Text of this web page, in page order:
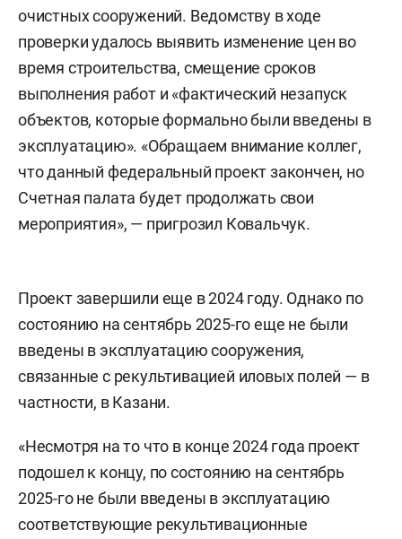
очистных сооружений. Ведомству в ходе
проверки удалось выявить изменение цен во
время строительства, смещение сроков
выполнения работ и «фактический незапуск
объектов, которые формально были введены в
эксплуатацию». «Обращаем внимание коллег,
что данный федеральный проект закончен, но
Счетная палата будет продолжать свои
мероприятия», — пригрозил Ковальчук.
Проект завершили еще в 2024 году. Однако по
состоянию на сентябрь 2025-го еще не были
введены в эксплуатацию сооружения,
связанные с рекультивацией иловых полей — в
частности, в Казани.
«Несмотря на то что в конце 2024 года проект
подошел к концу, по состоянию на сентябрь
2025-го не были введены в эксплуатацию
соответствующие рекультивационные